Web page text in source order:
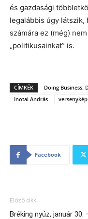
és gazdasági
legalábbis úgy látszik,
számára ez (még)
„politikusainkat” is.
CÍMKÉK
Doing Business.
Inotai András
Facebook
Előző cikk
Bréking nyúz, január 30.